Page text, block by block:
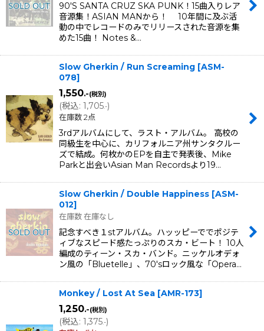
90'S SANTA CRUZ SKA PUNK！15曲入りレア
音源集！ASIAN MANから！ 10年間に及ぶ活
動の中でレコードのみでリリースされた音源を集
めた15曲！ Notes &…
Slow Gherkin / Run Screaming [ASM-
078]
1,550.-(税別)
(税込: 1,705.-)
在庫数 2点
3rdアルバムにして、ラスト・アルバム。 高校の
同級生を中心に、カリフォルニア州サンタクルー
ズで結成。何枚かのEPを自主で発表後、Mike
Parkと出会いAsian Man Recordsより19…
Slow Gherkin / Double Happiness [ASM-
012]
在庫数 在庫なし
記念すべき１stアルバム。ハッッピーででポジテ
ィブなスピード感たっぷりのスカ・ビート！ 10人
編成のティーン・スカ・バンド。ニッケルオデォ
ン風の「Bluetelle」、70'sロック風な「Opera…
Monkey / Lost At Sea [AMR-173]
1,250.-(税別)
(税込: 1,375.-)